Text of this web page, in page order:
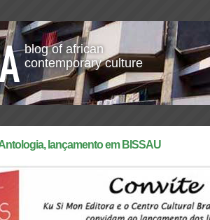
blog of african
contemporary culture
lançamento em BISSAU